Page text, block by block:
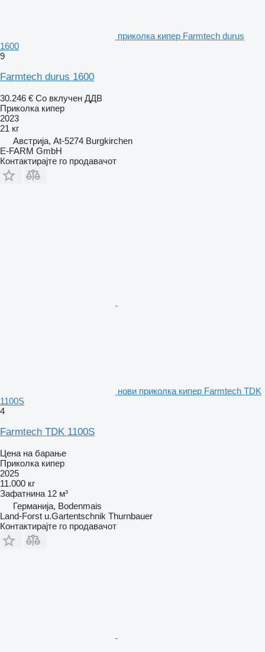
приколка кипер Farmtech durus
1600
9
Farmtech durus 1600
30.246 € Со вклучен ДДВ
Приколка кипер
2023
21 кг
Австрија, At-5274 Burgkirchen
E-FARM GmbH
Контактирајте го продавачот
нови приколка кипер Farmtech TDK
1100S
4
Farmtech TDK 1100S
Цена на барање
Приколка кипер
2025
11.000 кг
Зафатнина 12 м³
Германија, Bodenmais
Land-Forst u.Gartentschnik Thurnbauer
Контактирајте го продавачот